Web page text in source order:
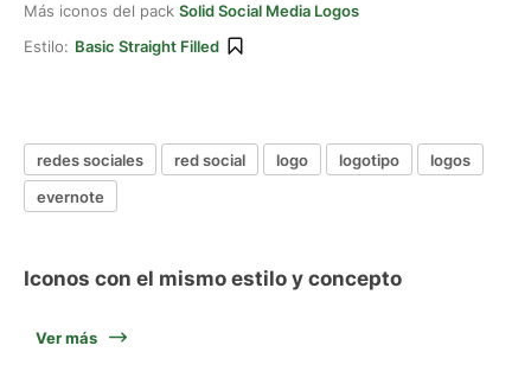
Más iconos del pack Solid Social Media Logos
Estilo: Basic Straight Filled
redes sociales red social logo logotipo
logos
evernote
Iconos con el mismo estilo y concepto
Ver más